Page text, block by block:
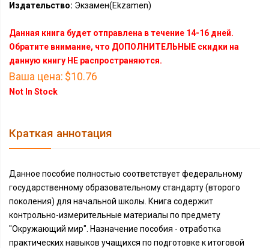
Издательство: Экзамен(Ekzamen)
Данная книга будет отправлена в течение 14-16 дней.
Обратите внимание, что ДОПОЛНИТЕЛЬНЫЕ скидки на
данную книгу НЕ распространяются.
Ваша цена: $10.76
Not In Stock
Краткая аннотация
Данное пособие полностью соответствует федеральному
государственному образовательному стандарту (второго
поколения) для начальной школы. Книга содержит
контрольно-измерительные материалы по предмету
"Окружающий мир". Назначение пособия - отработка
практических навыков учащихся по подготовке к итоговой